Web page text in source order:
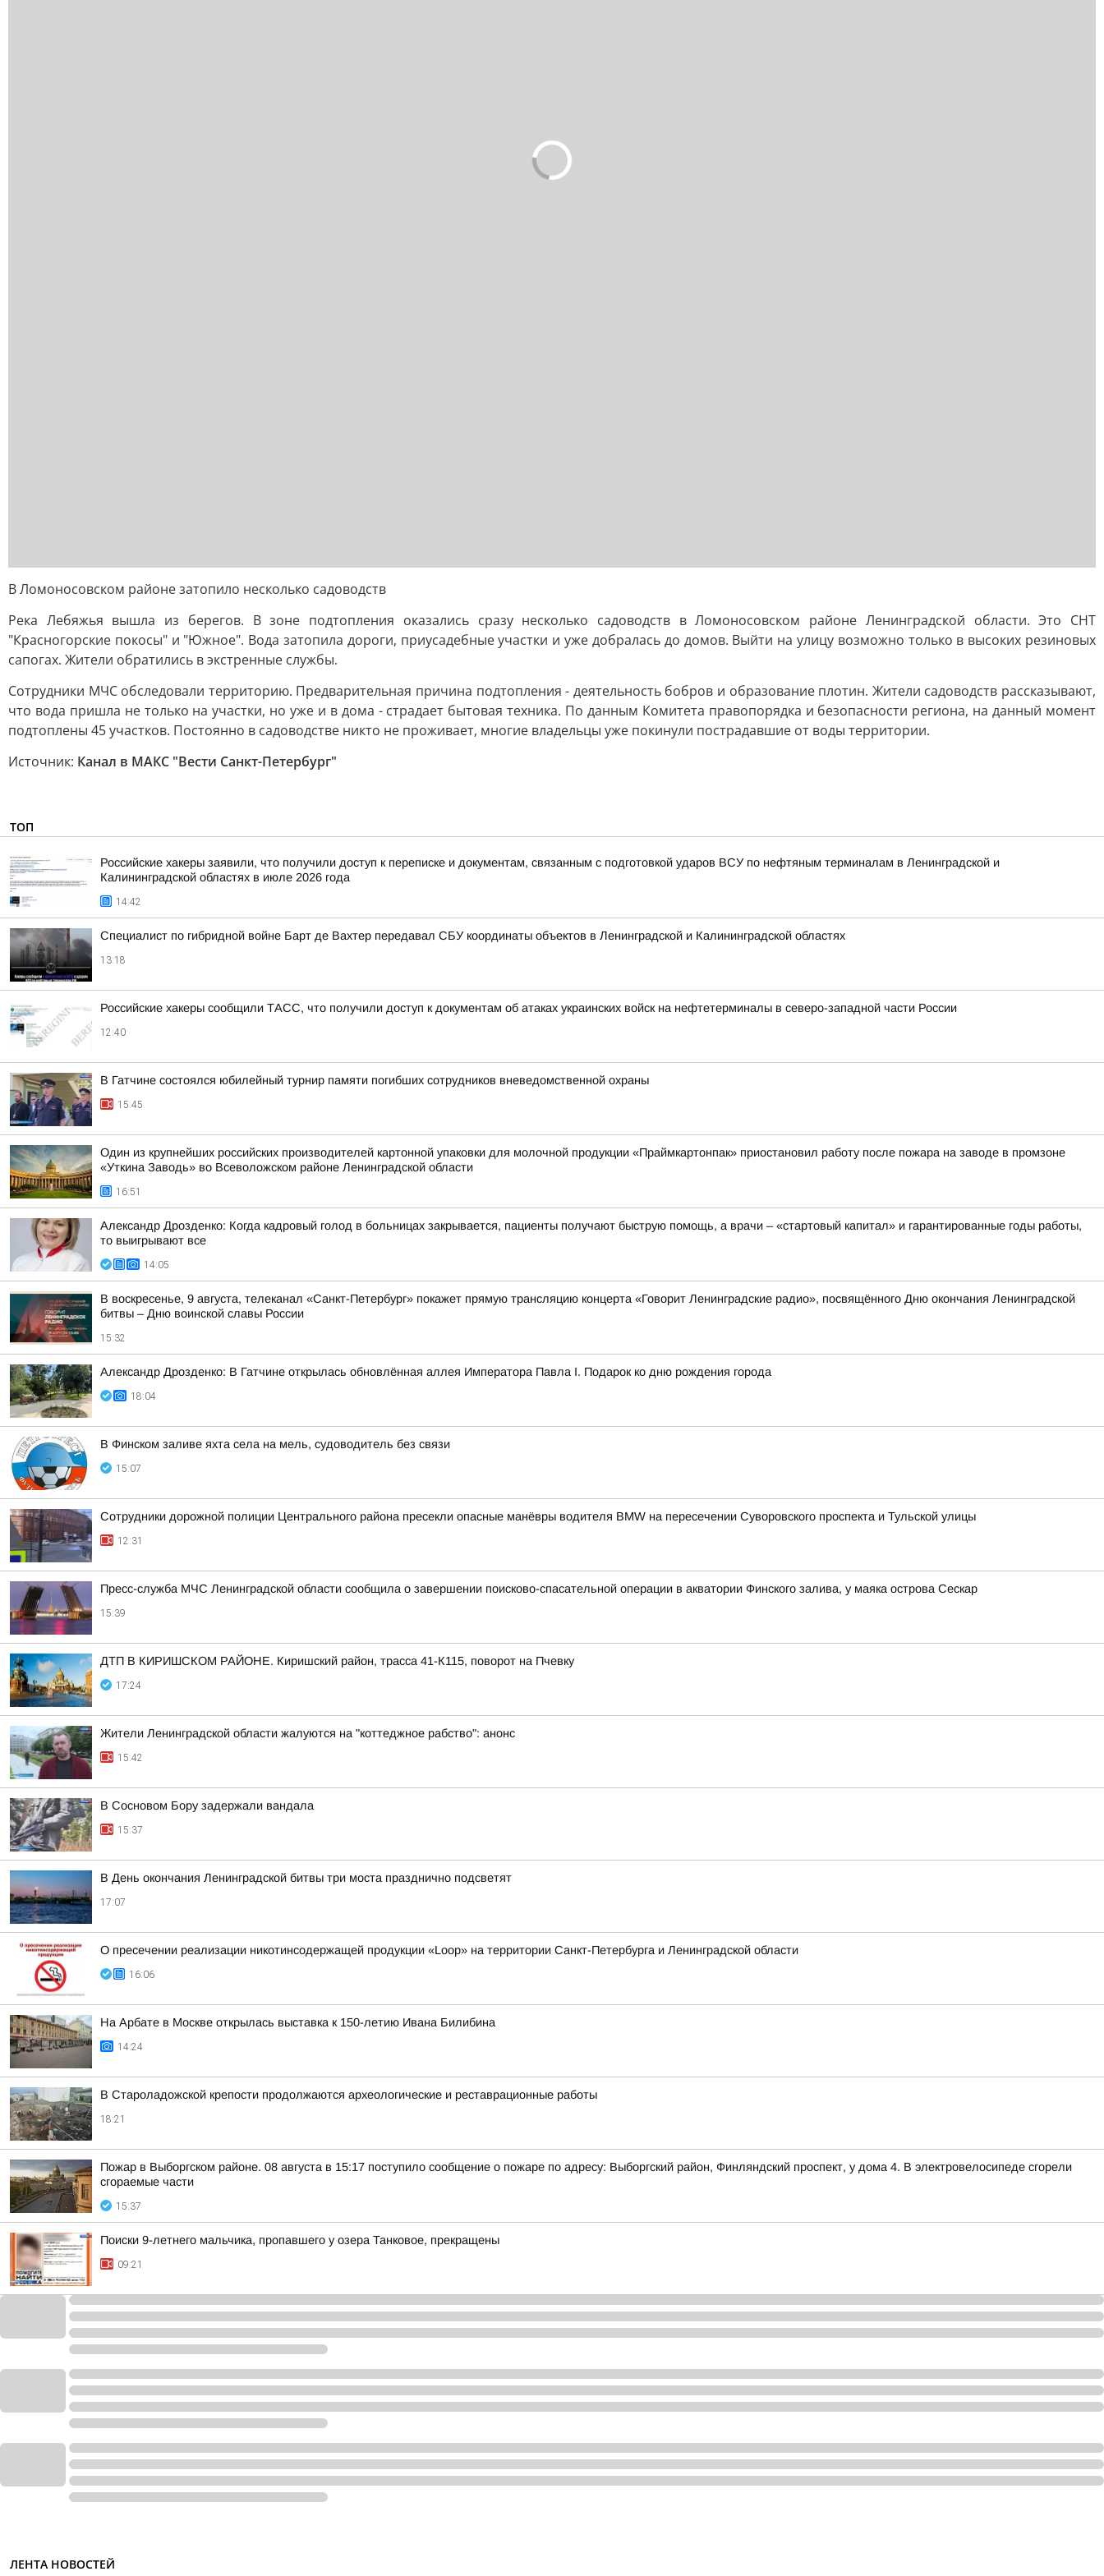
В Ломоносовском районе затопило несколько садоводств
Река Лебяжья вышла из берегов. В зоне подтопления оказались сразу несколько садоводств в Ломоносовском районе Ленинградской области. Это СНТ
"Красногорские покосы" и "Южное". Вода затопила дороги, приусадебные участки и уже добралась до домов. Выйти на улицу возможно только в высоких резиновых
сапогах. Жители обратились в экстренные службы.
Сотрудники МЧС обследовали территорию. Предварительная причина подтопления - деятельность бобров и образование плотин. Жители садоводств рассказывают,
что вода пришла не только на участки, но уже и в дома - страдает бытовая техника. По данным Комитета правопорядка и безопасности региона, на данный момент
подтоплены 45 участков. Постоянно в садоводстве никто не проживает, многие владельцы уже покинули пострадавшие от воды территории.
Источник: Канал в МАКС "Вести Санкт-Петербург"
ТОП
Российские хакеры заявили, что получили доступ к переписке и документам, связанным с подготовкой ударов ВСУ по нефтяным терминалам в Ленинградской и
Калининградской областях в июле 2026 года
14:42
Специалист по гибридной войне Барт де Вахтер передавал СБУ координаты объектов в Ленинградской и Калининградской областях
13:18
Российские хакеры сообщили ТАСС, что получили доступ к документам об атаках украинских войск на нефтетерминалы в северо-западной части России
12:40
В Гатчине состоялся юбилейный турнир памяти погибших сотрудников вневедомственной охраны
15:45
Один из крупнейших российских производителей картонной упаковки для молочной продукции «Праймкартонпак» приостановил работу после пожара на заводе в промзоне
«Уткина Заводь» во Всеволожском районе Ленинградской области
16:51
Александр Дрозденко: Когда кадровый голод в больницах закрывается, пациенты получают быструю помощь, а врачи – «стартовый капитал» и гарантированные годы работы,
то выигрывают все
14:05
В воскресенье, 9 августа, телеканал «Санкт-Петербург» покажет прямую трансляцию концерта «Говорит Ленинградские радио», посвящённого Дню окончания Ленинградской
битвы – Дню воинской славы России
15:32
Александр Дрозденко: В Гатчине открылась обновлённая аллея Императора Павла I. Подарок ко дню рождения города
18:04
В Финском заливе яхта села на мель, судоводитель без связи
15:07
Сотрудники дорожной полиции Центрального района пресекли опасные манёвры водителя BMW на пересечении Суворовского проспекта и Тульской улицы
12:31
Пресс-служба МЧС Ленинградской области сообщила о завершении поисково-спасательной операции в акватории Финского залива, у маяка острова Сескар
15:39
ДТП В КИРИШСКОМ РАЙОНЕ. Киришский район, трасса 41-К115, поворот на Пчевку
17:24
Жители Ленинградской области жалуются на "коттеджное рабство": анонс
15:42
В Сосновом Бору задержали вандала
15:37
В День окончания Ленинградской битвы три моста празднично подсветят
17:07
О пресечении реализации никотинсодержащей продукции «Loop» на территории Санкт-Петербурга и Ленинградской области
16:06
На Арбате в Москве открылась выставка к 150-летию Ивана Билибина
14:24
В Староладожской крепости продолжаются археологические и реставрационные работы
18:21
Пожар в Выборгском районе. 08 августа в 15:17 поступило сообщение о пожаре по адресу: Выборгский район, Финляндский проспект, у дома 4. В электровелосипеде сгорели
сгораемые части
15:37
Поиски 9-летнего мальчика, пропавшего у озера Танковое, прекращены
09:21
ЛЕНТА НОВОСТЕЙ